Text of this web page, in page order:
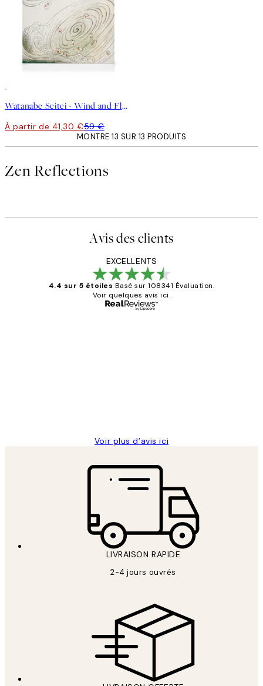
Watanabe Seitei - Wind and Flower Toile
À partir de 41,30 €59 €
MONTRE 13 SUR 13 PRODUITS
Zen Reflections
Avis des clients
EXCELLENTS
4.4 sur 5 étoiles Basé sur 108341 Évaluation.
Voir quelques avis ici.
Voir plus d’avis ici
LIVRAISON RAPIDE
2-4 jours ouvrés